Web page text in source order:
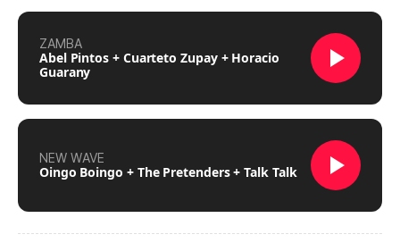
ZAMBA
Abel Pintos + Cuarteto Zupay + Horacio
Guarany
NEW WAVE
Oingo Boingo + The Pretenders + Talk Talk